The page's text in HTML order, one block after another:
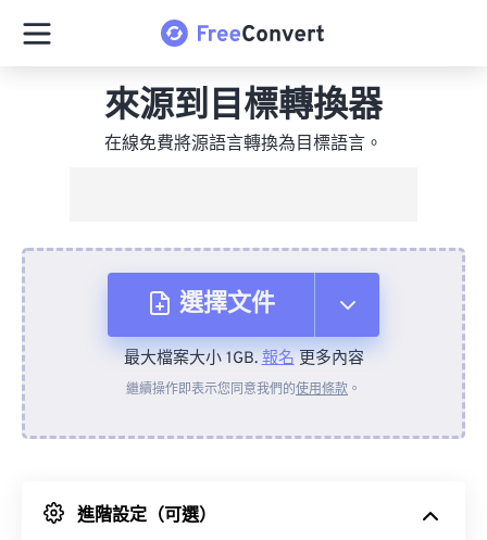
來源到目標轉換器
在線免費將源語言轉換為目標語言。
選擇文件
來自裝置
來自 Google 雲端硬碟
最大檔案大小 1GB.報名更多內容
繼續操作即表示您同意我們的使用條款 。
進階設定（可選）